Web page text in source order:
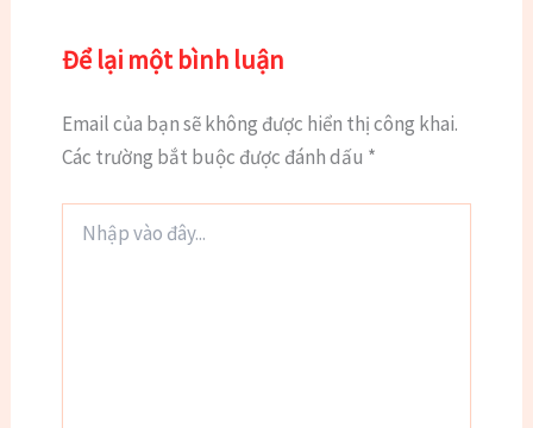
Để lại một bình luận
Email của bạn sẽ không được hiển thị công khai.
Các trường bắt buộc được đánh dấu *
vào